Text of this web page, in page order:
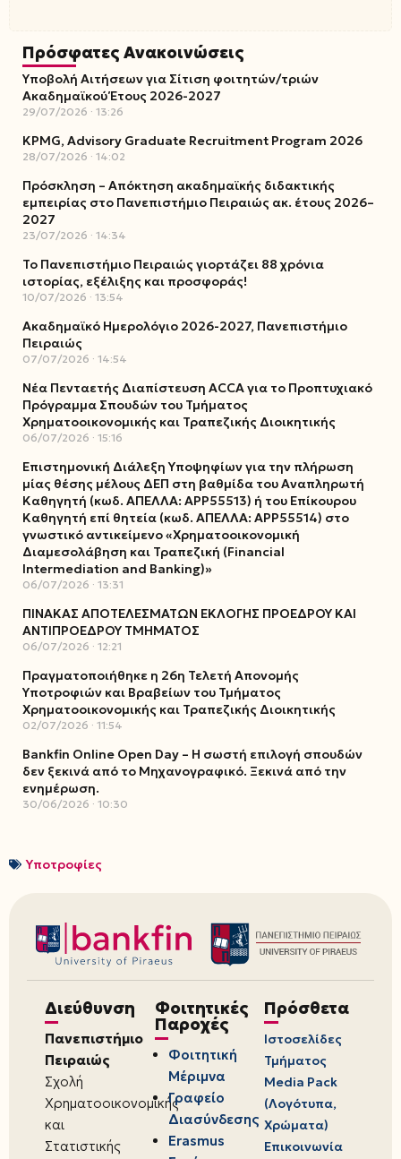
Πρόσφατες Ανακοινώσεις
Υποβολή Αιτήσεων για Σίτιση φοιτητών/τριών
Ακαδημαϊκού Έτους 2026-2027
29/07/2026 13:26
KPMG, Advisory Graduate Recruitment Program 2026
28/07/2026 14:02
Πρόσκληση – Απόκτηση ακαδημαϊκής διδακτικής
εμπειρίας στο Πανεπιστήμιο Πειραιώς ακ. έτους 2026–
2027
23/07/2026 14:34
Το Πανεπιστήμιο Πειραιώς γιορτάζει 88 χρόνια
ιστορίας, εξέλιξης και προσφοράς!
10/07/2026 13:54
Ακαδημαϊκό Ημερολόγιο 2026-2027, Πανεπιστήμιο
Πειραιώς
07/07/2026 14:54
Νέα Πενταετής Διαπίστευση ACCA για το Προπτυχιακό
Πρόγραμμα Σπουδών του Τμήματος
Χρηματοοικονομικής και Τραπεζικής Διοικητικής
06/07/2026 15:16
Επιστημονική Διάλεξη Υποψηφίων για την πλήρωση
μίας θέσης μέλους ΔΕΠ στη βαθμίδα του Αναπληρωτή
Καθηγητή (κωδ. ΑΠΕΛΛΑ: ΑΡΡ55513) ή του Επίκουρου
Καθηγητή επί θητεία (κωδ. ΑΠΕΛΛΑ: ΑΡΡ55514) στο
γνωστικό αντικείμενο «Χρηματοοικονομική
Διαμεσολάβηση και Τραπεζική (Financial
Intermediation and Banking)»
06/07/2026 13:31
ΠΙΝΑΚΑΣ ΑΠΟΤΕΛΕΣΜΑΤΩΝ ΕΚΛΟΓΗΣ ΠΡΟΕΔΡΟΥ ΚΑΙ
ΑΝΤΙΠΡΟΕΔΡΟΥ ΤΜΗΜΑΤΟΣ
06/07/2026 12:21
Πραγματοποιήθηκε η 26η Τελετή Απονομής
Υποτροφιών και Βραβείων του Τμήματος
Χρηματοοικονομικής και Τραπεζικής Διοικητικής
02/07/2026 11:54
Bankfin Online Open Day – Η σωστή επιλογή σπουδών
δεν ξεκινά από το Μηχανογραφικό. Ξεκινά από την
ενημέρωση.
30/06/2026 10:30
Υποτροφίες
Διεύθυνση
Πανεπιστήμιο
Πειραιώς
Σχολή
Χρηματοοικονομικής
και
Στατιστικής
Φοιτητικές
Παροχές
Φοιτητική
Μέριμνα
Γραφείο
Διασύνδεσης
Erasmus
Πρόσθετα
Ιστοσελίδες
Τμήματος
Media Pack
(Λογότυπα,
Χρώματα)
Επικοινωνία